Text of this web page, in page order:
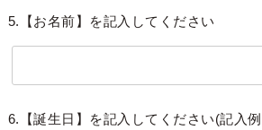
5.【お名前】を記入してください
6.【誕生日】を記入してください(記入